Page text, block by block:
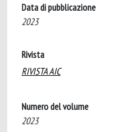
Data di pubblicazione
2023
Rivista
RIVISTA AIC
Numero del volume
2023